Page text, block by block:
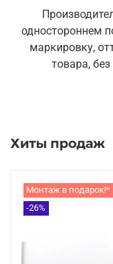
одностороннем
маркировку,
товара,
Хиты продаж
Монтаж в подарок!*
-26%